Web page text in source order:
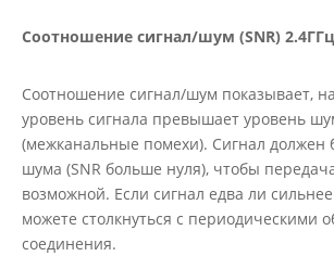
Соотношение сигнал/шум (SNR) 2.4ГГц
Соотношение сигнал/шум показывает,
уровень сигнала превышает уровень
(межканальные помехи). Сигнал должен
шума (SNR больше нуля), чтобы
возможной. Если сигнал едва ли
можете столкнуться с периодическими
соединения.